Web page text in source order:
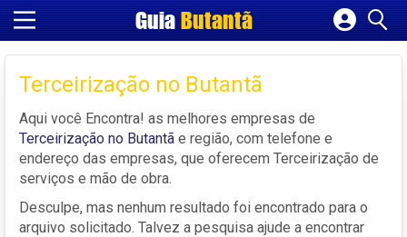
GuiaButantã
Cadastrar empresa
Criar conta
Terceirização no Butantã
Aqui você Encontra! as melhores empresas de
Terceirização no Butantã e região, com telefone e
endereço das empresas, que oferecem Terceirização de
serviços e mão de obra.
Desculpe, mas nenhum resultado foi encontrado para o
arquivo solicitado. Talvez a pesquisa ajude a encontrar